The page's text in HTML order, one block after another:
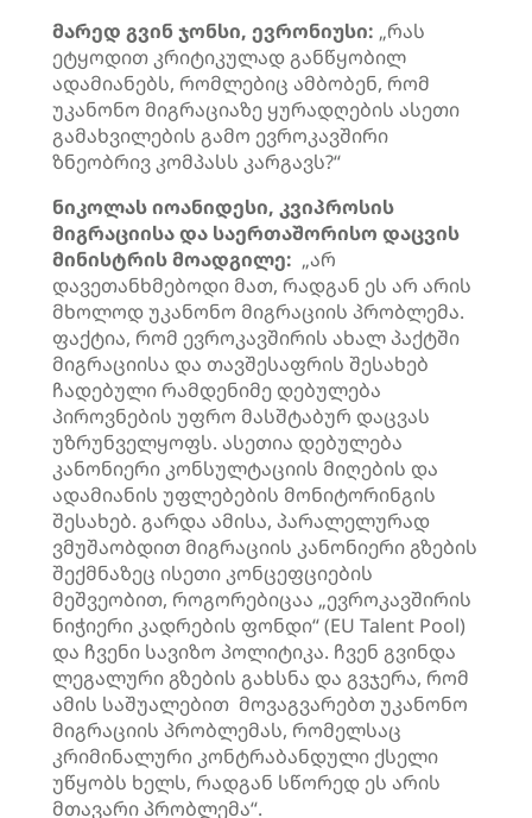
მარედ გვინ ჯონსი, ევრონიუსი: „რას
ეტყოდით კრიტიკულად განწყობილ
ადამიანებს, რომლებიც ამბობენ, რომ
უკანონო მიგრაციაზე ყურადღების ასეთი
გამახვილების გამო ევროკავშირი
ზნეობრივ კომპასს კარგავს?“
ნიკოლას იოანიდესი, კვიპროსის
მიგრაციისა და საერთაშორისო დაცვის
მინისტრის მოადგილე: „არ
დავეთანხმებოდი მათ, რადგან ეს არ არის
მხოლოდ უკანონო მიგრაციის პრობლემა.
ფაქტია, რომ ევროკავშირის ახალ პაქტში
მიგრაციისა და თავშესაფრის შესახებ
ჩადებული რამდენიმე დებულება
პიროვნების უფრო მასშტაბურ დაცვას
უზრუნველყოფს. ასეთია დებულება
კანონიერი კონსულტაციის მიღების და
ადამიანის უფლებების მონიტორინგის
შესახებ. გარდა ამისა, პარალელურად
ვმუშაობდით მიგრაციის კანონიერი გზების
შექმნაზეც ისეთი კონცეფციების
მეშვეობით, როგორებიცაა „ევროკავშირის
ნიჭიერი კადრების ფონდი“ (EU Talent Pool)
და ჩვენი სავიზო პოლიტიკა. ჩვენ გვინდა
ლეგალური გზების გახსნა და გვჯერა, რომ
ამის საშუალებით მოვაგვარებთ უკანონო
მიგრაციის პრობლემას, რომელსაც
კრიმინალური კონტრაბანდული ქსელი
უწყობს ხელს, რადგან სწორედ ეს არის
მთავარი პრობლემა“.